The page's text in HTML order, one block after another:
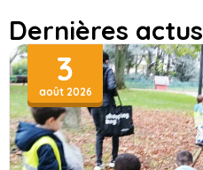
Dernières actus
3
août 2026